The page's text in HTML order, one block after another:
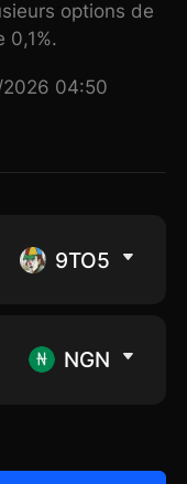
options de
0,1%.
04:50
9TO5
NGN